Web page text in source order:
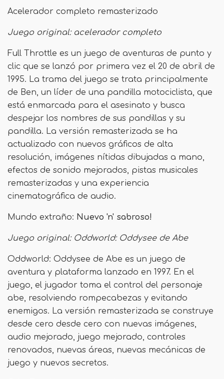
Acelerador completo remasterizado
Juego original: acelerador completo
Full Throttle es un juego de aventuras de punto y
clic que se lanzó por primera vez el 20 de abril de
1995. La trama del juego se trata principalmente
de Ben, un líder de una pandilla motociclista, que
está enmarcada para el asesinato y busca
despejar los nombres de sus pandillas y su
pandilla. La versión remasterizada se ha
actualizado con nuevos gráficos de alta
resolución, imágenes nítidas dibujadas a mano,
efectos de sonido mejorados, pistas musicales
remasterizadas y una experiencia
cinematográfica de audio.
Mundo extraño: Nuevo 'n' sabroso!
Juego original: Oddworld: Oddysee de Abe
Oddworld: Oddysee de Abe es un juego de
aventura y plataforma lanzado en 1997. En el
juego, el jugador toma el control del personaje
abe, resolviendo rompecabezas y evitando
enemigos. La versión remasterizada se construye
desde cero desde cero con nuevas imágenes,
audio mejorado, juego mejorado, controles
renovados, nuevas áreas, nuevas mecánicas de
juego y nuevos secretos.